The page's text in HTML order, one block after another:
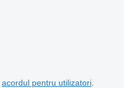
acordul pentru utilizatori.